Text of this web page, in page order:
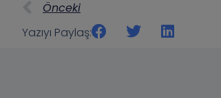
Önceki
Yazıyı Paylaş: